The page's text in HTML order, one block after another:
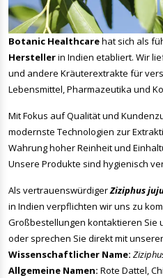
Botanic Healthcarehat sich als
Herstellerin Indien etabliert. Wir
und andere Kräuterextrakte für
Lebensmittel, Pharmazeutika und
Mit Fokus auf Qualität und
modernste Technologien zur
Wahrung hoher Reinheit und
Unsere Produkte sind hygienisch
Als vertrauenswürdigerZiziphus
in Indien verpflichten wir uns zu
Großbestellungen kontaktieren Sie
oder sprechen Sie direkt mit
Wissenschaftlicher Name:
Allgemeine Namen: Rote Dattel,